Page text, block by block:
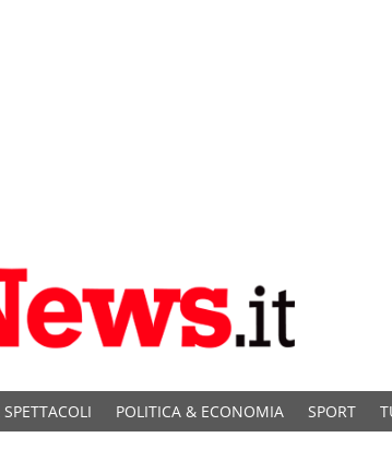
POLITICA & ECONOMIA SPORT